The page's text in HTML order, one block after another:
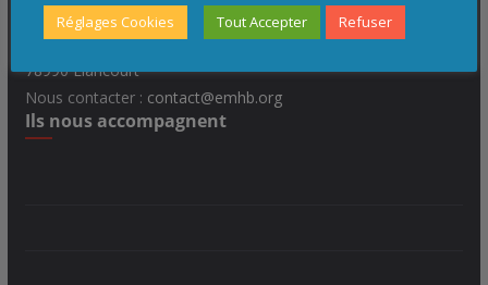
Maison des Sports Patrick Letoublon
3, allée Guy Boniface
78990 Elancourt
Nous contacter : contact@emhb.org
Ils nous accompagnent
Réglages Cookies Tout Accepter Refuser